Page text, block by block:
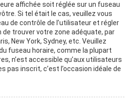
affichée soit réglée sur un fuseau
Si tel était le cas, veuillez vous
de contrôle de l’utilisateur et régler
de trouver votre zone adéquate, par
New York, Sydney, etc. Veuillez
fuseau horaire, comme la plupart
n’est accessible qu’aux utilisateurs
pas inscrit, c’est l’occasion idéale de